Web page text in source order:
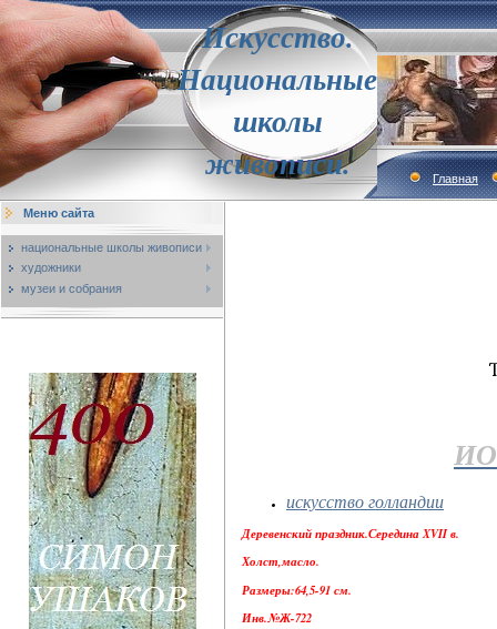
Искусство.
Национальные
школы
живописи.
Главная
Меню сайта
национальные школы живописи
художники
музеи и собрания
искусство голландии
Деревенский праздник.Середина XVII в.
Холст,масло.
Размеры:64,5-91 см.
Инв.№Ж-722